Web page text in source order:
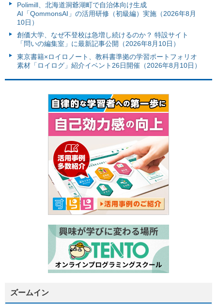
Polimill、北海道洞爺湖町で自治体向け生成
AI「QommonsAI」の活用研修（初級編）実施（2026年8月
10日）
創価大学、なぜ不登校は急増し続けるのか？ 特設サイト
「問いの編集室」に最新記事公開（2026年8月10日）
東京書籍×ロイロノート、教科書準拠の学習ポートフォリオ
素材「ロイログ」紹介イベント26日開催（2026年8月10日）
ズームイン